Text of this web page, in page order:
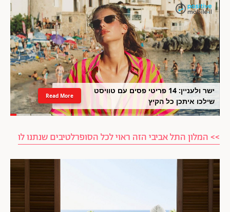
ישר ולעניין: 14 פריטי פסים עם טוויסט
שילכו איתכן כל הקיץ
Read More
>> המלון התל אביבי הזה ראוי לכל הסופרלטיבים שנתנו לו